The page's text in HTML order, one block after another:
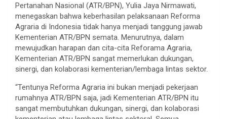
Pertanahan Nasional (ATR/BPN), Yulia Jaya Nirmawati,
menegaskan bahwa keberhasilan pelaksanaan Reforma
Agraria di Indonesia tidak hanya menjadi tanggung jawab
Kementerian ATR/BPN semata. Menurutnya, dalam
mewujudkan harapan dan cita-cita Reforama Agraria,
Kementerian ATR/BPN sangat memerlukan dukungan,
sinergi, dan kolaborasi kementerian/lembaga lintas sektor.
“Tentunya Reforma Agraria ini bukan menjadi pekerjaan
rumahnya ATR/BPN saja, jadi Kementerian ATR/BPN itu
sangat membutuhkan dukungan, sinergi, dan kolaborasi